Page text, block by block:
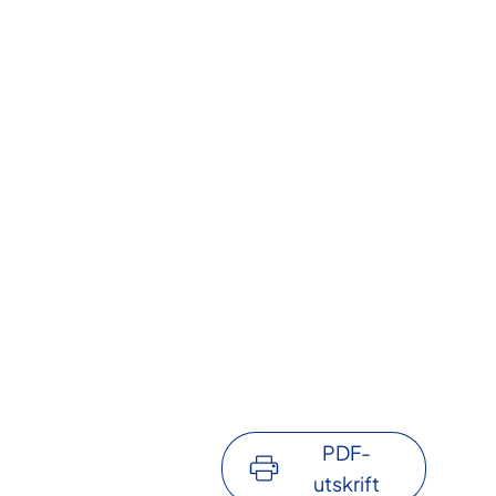
PDF-
utskrift